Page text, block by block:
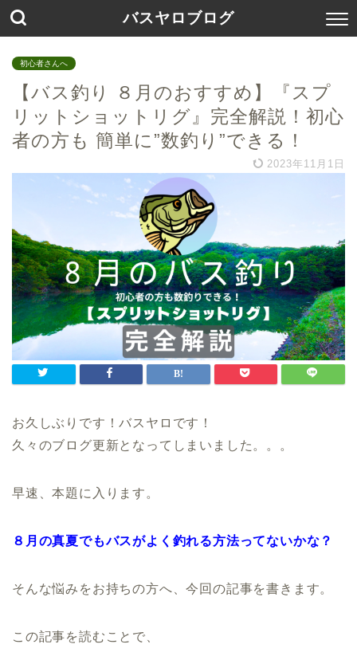
バスヤロブログ
初心者さんへ
【バス釣り ８月のおすすめ】『スプ
リットショットリグ』完全解説！初心
者の方も 簡単に”数釣り”できる！
2023年11月1日
お久しぶりです！バスヤロです！
久々のブログ更新となってしまいました。。。
早速、本題に入ります。
８月の真夏でもバスがよく釣れる方法ってないかな？
そんな悩みをお持ちの方へ、今回の記事を書きます。
この記事を読むことで、